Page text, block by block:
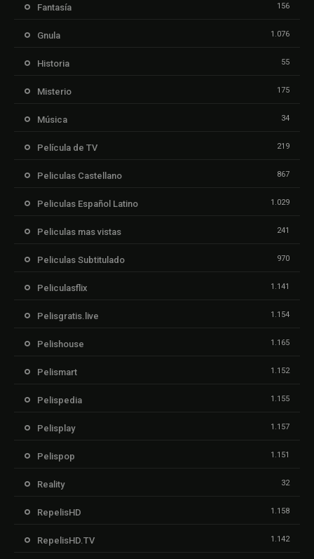
Fantasía 156
Gnula 1.076
Historia 55
Misterio 175
Música 34
Película de TV 219
Peliculas Castellano 867
Peliculas Español Latino 1.029
Peliculas mas vistas 241
Peliculas Subtitulado 970
Peliculasflix 1.141
Pelisgratis.live 1.154
Pelishouse 1.165
Pelismart 1.152
Pelispedia 1.155
Pelisplay 1.157
Pelispop 1.151
Reality 32
RepelisHD 1.158
RepelisHD.TV 1.142